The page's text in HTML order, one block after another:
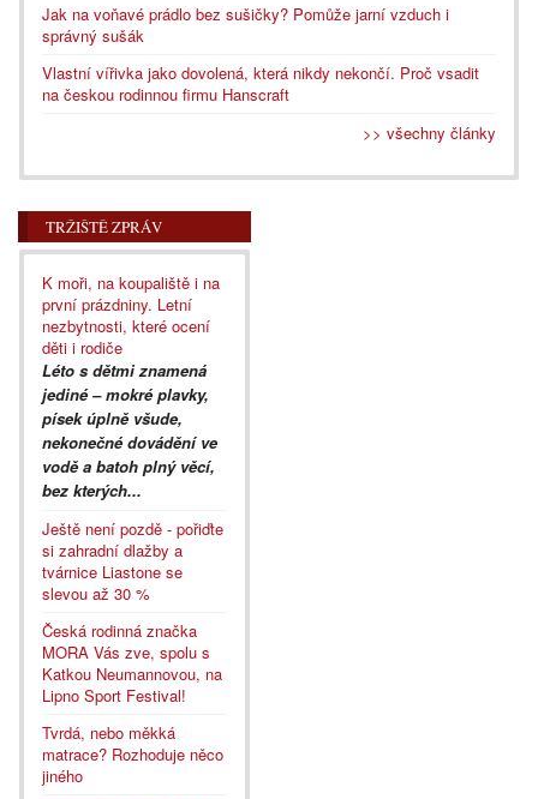
Jak na voňavé prádlo bez sušičky? Pomůže jarní vzduch i
správný sušák
Vlastní vířivka jako dovolená, která nikdy nekončí. Proč vsadit
na českou rodinnou firmu Hanscraft
>> všechny články
TRŽIŠTĚ ZPRÁV
K moři, na koupaliště i na
první prázdniny. Letní
nezbytnosti, které ocení
děti i rodiče
Léto s dětmi znamená
jediné – mokré plavky,
písek úplně všude,
nekonečné dovádění ve
vodě a batoh plný věcí,
bez kterých...
Ještě není pozdě - pořiďte
si zahradní dlažby a
tvárnice Liastone se
slevou až 30 %
Česká rodinná značka
MORA Vás zve, spolu s
Katkou Neumannovou, na
Lipno Sport Festival!
Tvrdá, nebo měkká
matrace? Rozhoduje něco
jiného